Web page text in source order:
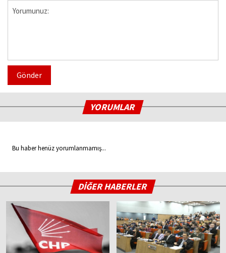
Gönder
YORUMLAR
Bu haber henüz yorumlanmamış...
DİĞER HABERLER